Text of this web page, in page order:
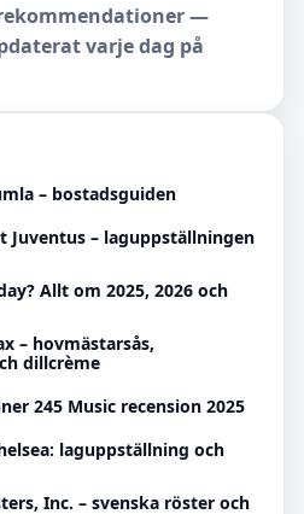
—
varje dag på
– bostadsguiden
Juventus – laguppställningen
Allt om 2025, 2026 och
– hovmästarsås,
dillcrème
245 Music recension 2025
laguppställning och
Inc. – svenska röster och